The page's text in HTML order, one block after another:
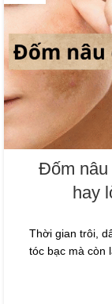
Đốm nâu
hay
Thời gian trôi,
tóc bạc mà còn